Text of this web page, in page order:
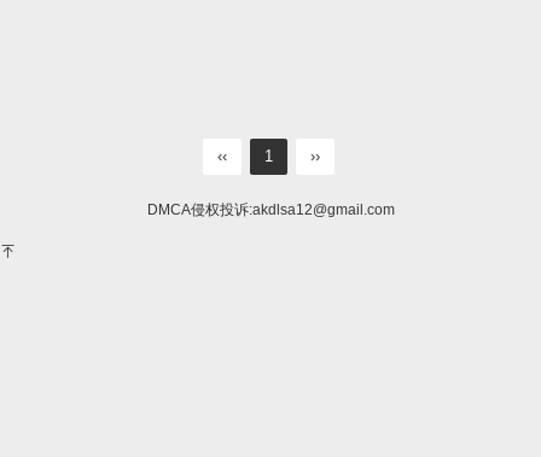
‹‹ 1 ››
DMCA侵权投诉:akdlsa12@gmail.com